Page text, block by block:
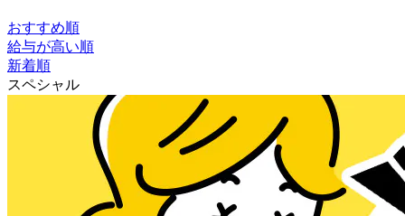
おすすめ順
給与が高い順
新着順
スペシャル